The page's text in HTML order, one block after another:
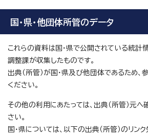
国・県・他団体所管のデータ
これらの資料は国・県で公開されている統計
調整課が収集したものです。
出典（所管）が国・県及び他団体であるため、
ください。
その他の利用にあたっては、出典（所管）元へ
さい。
国・県については、以下の出典（所管）のリン